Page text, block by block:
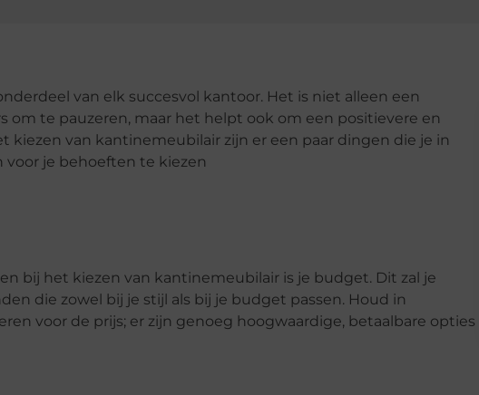
van elk succesvol kantoor. Het is niet alleen een
te pauzeren, maar het helpt ook om een positievere en
van kantinemeubilair zijn er een paar dingen die je in
je behoeften te kiezen
bij het kiezen van kantinemeubilair is je budget. Dit zal je
die zowel bij je stijl als bij je budget passen. Houd in
voor de prijs; er zijn genoeg hoogwaardige, betaalbare opties